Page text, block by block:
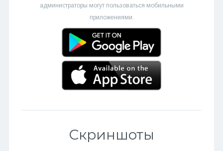
администраторы могут пользоваться мобильными
приложениями.
Скриншоты